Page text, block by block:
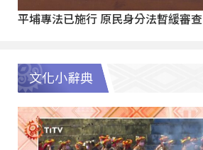
平埔專法已施行 原民身分法暫緩審查
文化小辭典